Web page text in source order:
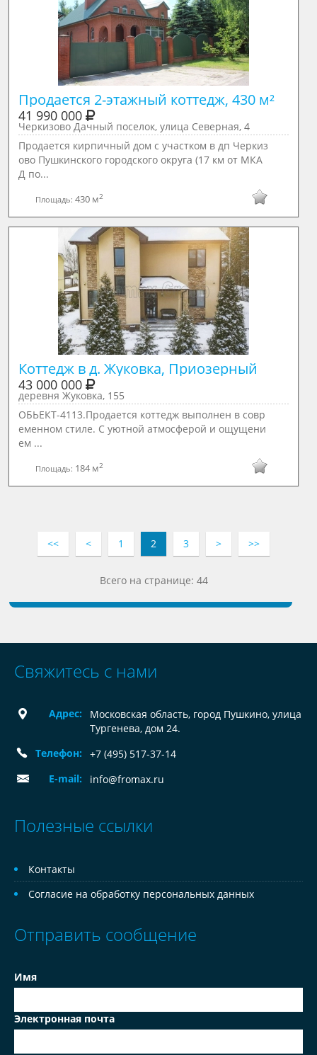
Продается 2-этажный коттедж, 430 м²
41 990 000
Черкизово Дачный поселок, улица Северная, 4
Продается кирпичный дом с участком в дп Черкиз
ово Пушкинского городского округа (17 км от МКА
Д по...
Площадь:430 м2
Коттедж в д. Жуковка, Приозерный
43 000 000
деревня Жуковка, 155
ОБЬЕКТ-4113.Продается коттедж выполнен в совр
еменном стиле. С уютной атмосферой и ощущени
ем ...
Площадь: 184 м2
<< < 1 2 3 > >>
Всего на странице: 44
Свяжитесь с нами
Адрес:
Московская область, город Пушкино, улица
Тургенева, дом 24.
Телефон:
+7 (495) 517-37-14
E-mail:
info@fromax.ru
Полезные ссылки
Контакты
Согласие на обработку персональных данных
Отправить сообщение
Имя
Электронная почта